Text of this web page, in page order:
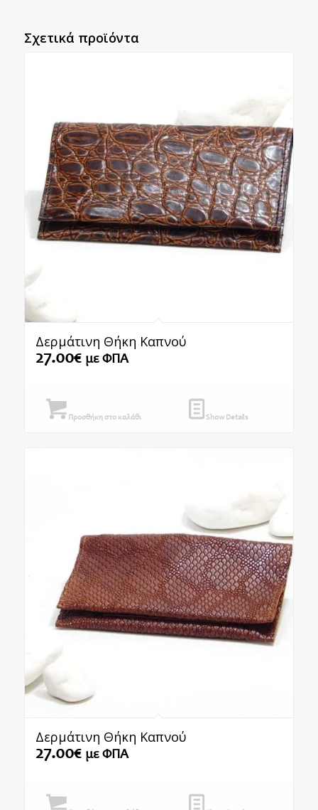
Σχετικά προϊόντα
Δερμάτινη Θήκη Καπνού
27.00€ με ΦΠΑ
Προσθήκη στο καλάθι Show Details
Δερμάτινη Θήκη Καπνού
27.00€ με ΦΠΑ